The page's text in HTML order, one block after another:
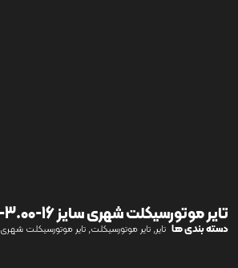
تایر موتورسیکلت شهری سایز 16-3.00-R
دسته بندی ها تایر, تایر موتورسیکلت, تایر موتورسیکلت شهری